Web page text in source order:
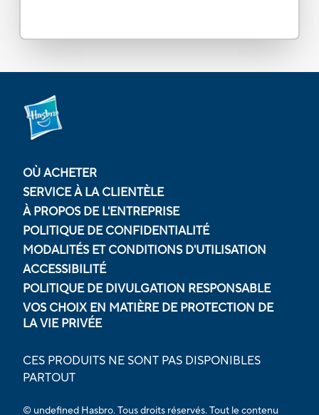
OÙ ACHETER
SERVICE À LA CLIENTÈLE
À PROPOS DE L'ENTREPRISE
POLITIQUE DE CONFIDENTIALITÉ
MODALITÉS ET CONDITIONS D'UTILISATION
ACCESSIBILITÉ
POLITIQUE DE DIVULGATION RESPONSABLE
VOS CHOIX EN MATIÈRE DE PROTECTION DE
LA VIE PRIVÉE
CES PRODUITS NE SONT PAS DISPONIBLES
PARTOUT
© undefined Hasbro. Tous droits réservés. Tout le contenu